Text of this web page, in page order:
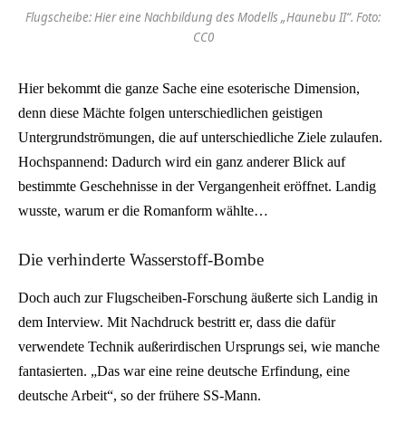
Flugscheibe: Hier eine Nachbildung des Modells „Haunebu II“. Foto:
CC0
Hier bekommt die ganze Sache eine esoterische Dimension,
denn diese Mächte folgen unterschiedlichen geistigen
Untergrundströmungen, die auf unterschiedliche Ziele zulaufen.
Hochspannend: Dadurch wird ein ganz anderer Blick auf
bestimmte Geschehnisse in der Vergangenheit eröffnet. Landig
wusste, warum er die Romanform wählte…
Die verhinderte Wasserstoff-Bombe
Doch auch zur Flugscheiben-Forschung äußerte sich Landig in
dem Interview. Mit Nachdruck bestritt er, dass die dafür
verwendete Technik außerirdischen Ursprungs sei, wie manche
fantasierten. „Das war eine reine deutsche Erfindung, eine
deutsche Arbeit“, so der frühere SS-Mann.